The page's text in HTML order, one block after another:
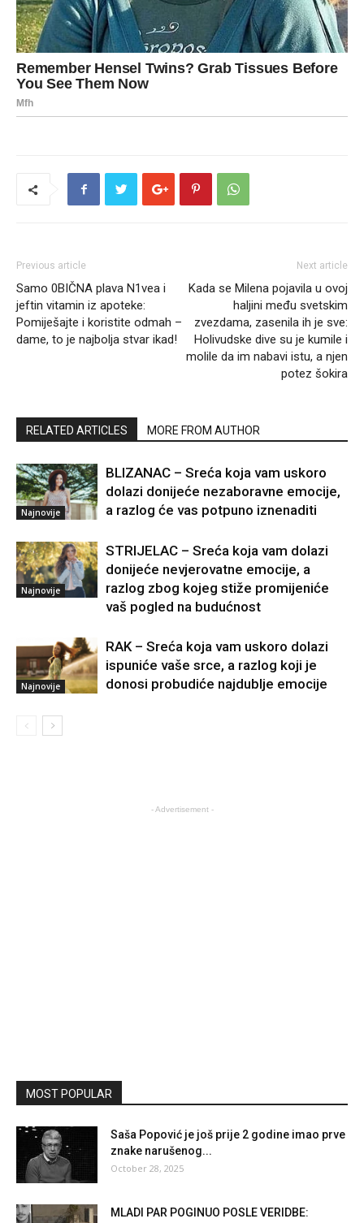
Previous article
Samo 0BIČNA plava N1vea i
jeftin vitamin iz apoteke:
Pomiješajte i koristite odmah –
dame, to je najbolja stvar ikad!
Next article
Kada se Milena pojavila u ovoj
haljini među svetskim
zvezdama, zasenila ih je sve:
Holivudske dive su je kumile i
molile da im nabavi istu, a njen
potez šokira
RELATED ARTICLES MORE FROM AUTHOR
Najnovije
BLIZANAC – Sreća koja vam uskoro
dolazi donijeće nezaboravne emocije,
a razlog će vas potpuno iznenaditi
Najnovije
STRIJELAC – Sreća koja vam dolazi
donijeće nevjerovatne emocije, a
razlog zbog kojeg stiže promijeniće
vaš pogled na budućnost
Najnovije
RAK – Sreća koja vam uskoro dolazi
ispuniće vaše srce, a razlog koji je
donosi probudiće najdublje emocije
- Advertisement -
MOST POPULAR
Saša Popović je još prije 2 godine imao prve
znake narušenog...
October 28, 2025
MLADI PAR POGINUO POSLE VERIDBE: